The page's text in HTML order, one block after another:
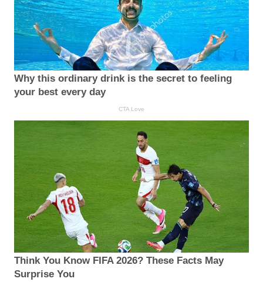
Why this ordinary drink is the secret to feeling
your best every day
CTA Love
Think You Know FIFA 2026? These Facts May
Surprise You